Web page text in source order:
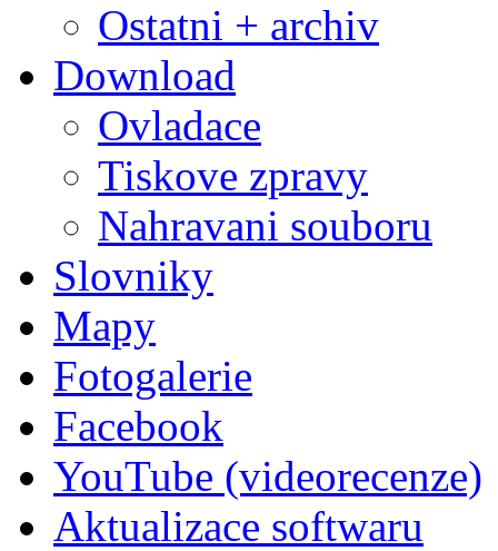
Ostatni + archiv
Download
Ovladace
Tiskove zpravy
Nahravani souboru
Slovniky
Mapy
Fotogalerie
Facebook
YouTube (videorecenze)
Aktualizace softwaru